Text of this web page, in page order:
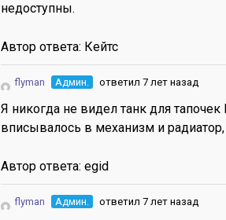
недоступны.
Автор ответа: Кейтс
flyman Админ. ответил 7 лет назад
Я никогда не видел танк для тапочек
вписывалось в механизм и
Автор ответа: egid
flyman Админ. ответил 7 лет назад